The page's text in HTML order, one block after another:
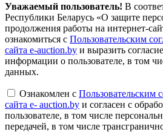
Уважаемый пользователь! В
Республики Беларусь «О защите
продолжения работы на интернет-
ознакомиться с Пользовательским
сайта e-auction.by и выразить
информации о пользователе, в том
данных.
Ознакомлен с Пользовательским
сайта e- auction.by и согласен с
пользователе, в том числе
передачей, в том числе